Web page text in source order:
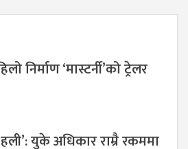
निर्माण ‘मास्टर्नी’को ट्रेलर
युके अधिकार राम्रै रकममा